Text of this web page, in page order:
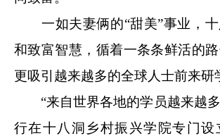
一如夫妻俩的“甜美”事业，十
和致富智慧，循着一条条鲜活的路
更吸引越来越多的全球人士前来研
“来自世界各地的学员越来越多
行在十八洞乡村振兴学院专门设